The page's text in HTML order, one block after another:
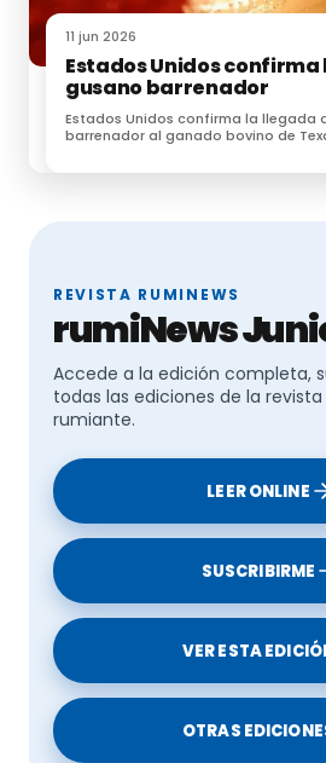
Ola de robos de corderos en
11 jun 2026
Estados Unidos
gusano barrenador
Estados Unidos confirma la llegada
barrenador al ganado bovino de
REVISTA RUMINEWS
rumiNews
Accede a la edición completa,
todas las ediciones de la
rumiante.
LEER ONLINE
SUSCRIBIRME
VER ESTA
OTRAS